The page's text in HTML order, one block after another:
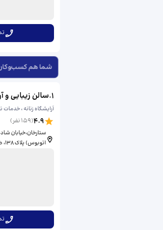
شما هم
1
.سالن زیبایی و
آرایشگاه زنانه ، خدمات
4.9
(
159 نفر)
ستارخان،خیابان
اتوبوس) پلاک ۱۳۸، طبقه آخر واحد ۱۲ ( سالن خانم فاطمه علیزاده)